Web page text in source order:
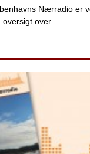
Nærradio er
over…